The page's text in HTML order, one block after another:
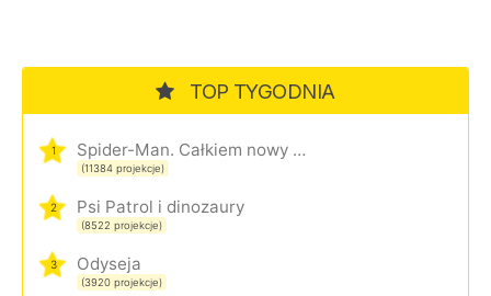
TOP TYGODNIA
1 Spider-Man. Całkiem nowy dzień
(11384 projekcje)
2 Psi Patrol i dinozaury
(8522 projekcje)
3 Odyseja
(3920 projekcje)